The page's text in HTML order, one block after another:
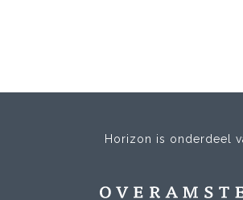
Horizon is onderdeel